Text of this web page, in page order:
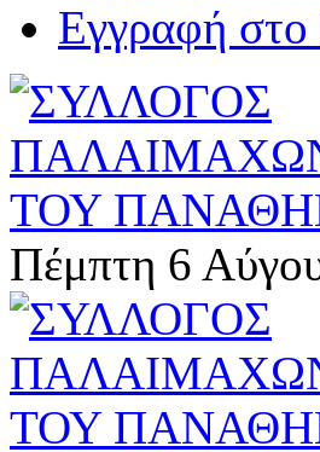
Εγγραφή
Πέμπτη 6